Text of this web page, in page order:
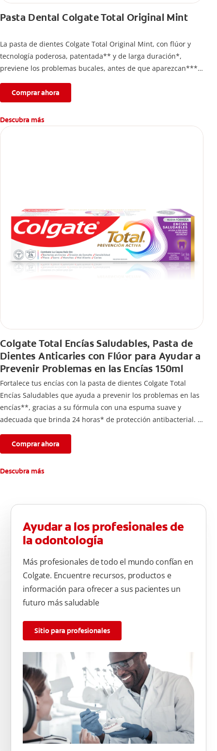
Pasta Dental Colgate Total Original Mint
La pasta de dientes Colgate Total Original Mint, con flúor y
tecnología poderosa, patentada** y de larga duración*,
previene los problemas bucales, antes de que aparezcan****.
completa limpieza dental.
*Con el cepillado 2 veces por día y uso continuo por 4
semanas.
**Patentada en Estados Unidos.
Comprar ahora
Descubra más
Colgate Total Encías Saludables, Pasta de
Dientes Anticaries con Flúor para Ayudar a
Prevenir Problemas en las Encías 150ml
Fortalece tus encías con la pasta de dientes Colgate Total
Encías Saludables que ayuda a prevenir los problemas en las
encías**, gracias a su fórmula con una espuma suave y
adecuada que brinda 24 horas* de protección antibacterial.
semanas.
**Causados por bacterias.
Comprar ahora
Descubra más
Ayudar a los profesionales de
la odontología
Más profesionales de todo el mundo confían en
Colgate. Encuentre recursos, productos e
información para ofrecer a sus pacientes un
futuro más saludable
Sitio para profesionales